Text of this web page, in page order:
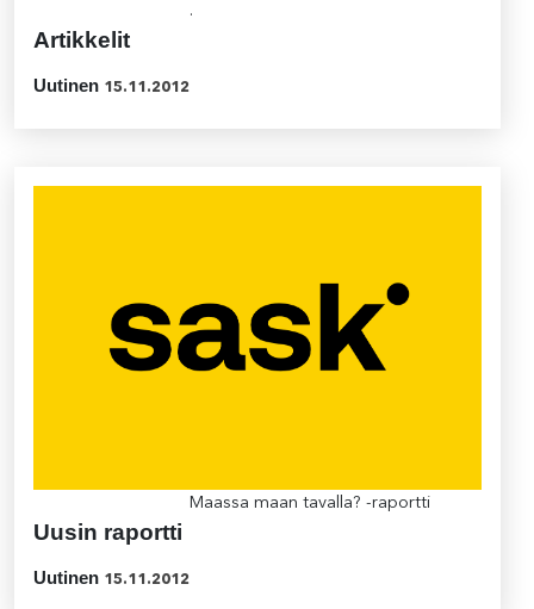
Artikkelit
Uutinen 15.11.2012
.
Uusin raportti
Uutinen 15.11.2012
Maassa maan tavalla? -raportti